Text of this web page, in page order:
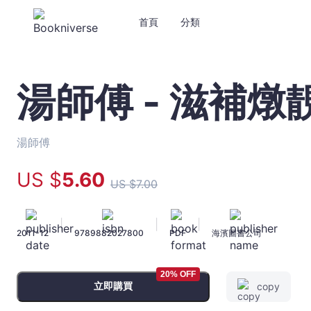
首頁 分類
湯
師
傅
-
補
燉
湯
-
湯
師
-
湯師傅 - 滋補燉
湯師傅
US $5.60 US $7.00
2011-12
|
9789882027800 PDF 海濱圖書公司
立即購買
20% OFF
copy